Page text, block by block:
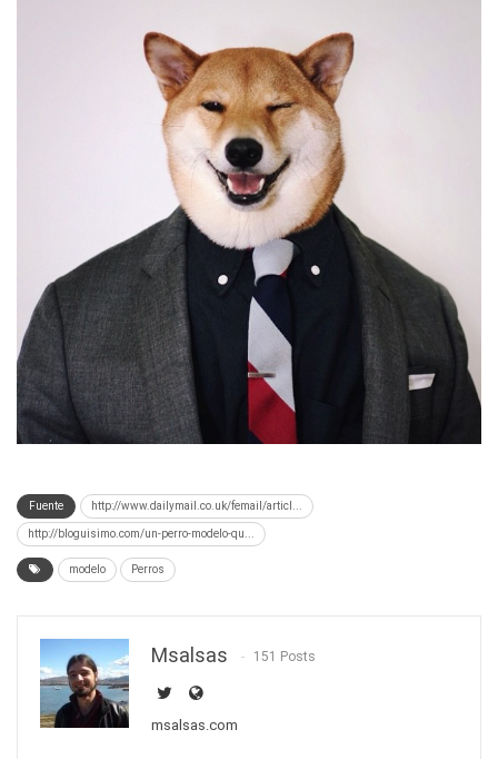
Fuente http://www.dailymail.co.uk/femail/articl...
http://bloguisimo.com/un-perro-modelo-qu...
modelo Perros
Msalsas 151 Posts
msalsas.com